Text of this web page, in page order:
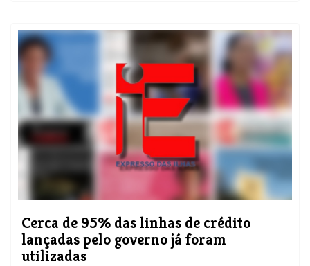
Cerca de 95% das linhas de crédito
lançadas pelo governo já foram
utilizadas